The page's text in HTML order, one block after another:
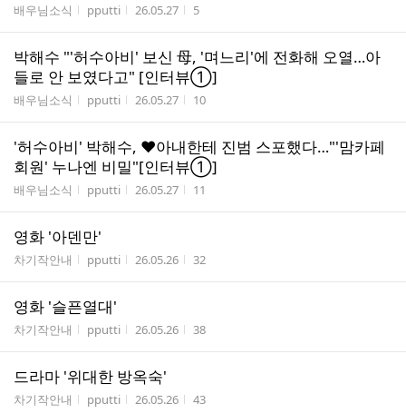
게시판명
배우님소식 작성자
pputti 작성시간
26.05.27 조회수
5
박해수 "'허수아비' 보신 母, '며느리'에 전화해 오열…아
들로 안 보였다고" [인터뷰①]
게시판명
배우님소식 작성자
pputti 작성시간
26.05.27 조회수
10
'허수아비' 박해수, ♥아내한테 진범 스포했다…"'맘카페
회원' 누나엔 비밀"[인터뷰①]
게시판명
배우님소식 작성자
pputti 작성시간
26.05.27 조회수
11
영화 '아덴만'
게시판명
차기작안내 작성자
pputti 작성시간
26.05.26 조회수
32
영화 '슬픈열대'
게시판명
차기작안내 작성자
pputti 작성시간
26.05.26 조회수
38
드라마 '위대한 방옥숙'
게시판명
차기작안내 작성자
pputti 작성시간
26.05.26 조회수
43